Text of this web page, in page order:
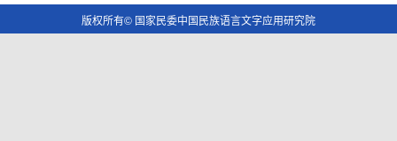
版权所有© 国家民委中国民族语言文字应用研究院